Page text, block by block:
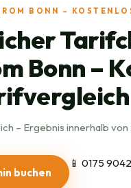
BONN –
Bonn –
– Ergebnis innerhalb von
buchen
📱 0175